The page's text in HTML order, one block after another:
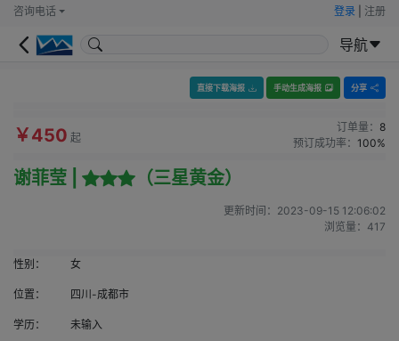
咨询电话 登录 注册
导航
直接下载海报 手动生成海报 分享
￥450 起
订单量： 8
预订成功率： 100%
谢菲莹 | （三星黄金）
更新时间： 2023-09-15 12:06:02
浏览量： 417
性别： 女
位置： 四川-成都市
学历： 未输入